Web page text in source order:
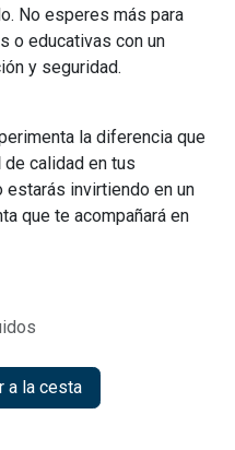
No esperes más para
o educativas con un
y seguridad.
la diferencia que
de calidad en tus
estarás invirtiendo en un
que te acompañará en
a la cesta